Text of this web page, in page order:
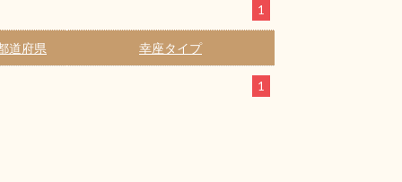
1
道府県 幸座タイプ
1